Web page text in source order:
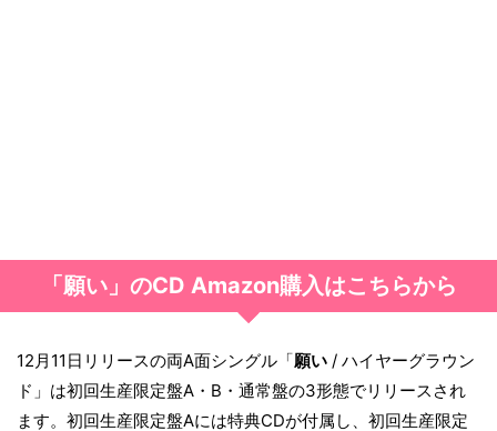
「願い」のCD Amazon購入はこちらから
12月11日リリースの両A面シングル「願い / ハイヤーグラウン
ド」は初回生産限定盤A・B・通常盤の3形態でリリースされ
ます。初回生産限定盤Aには特典CDが付属し、初回生産限定